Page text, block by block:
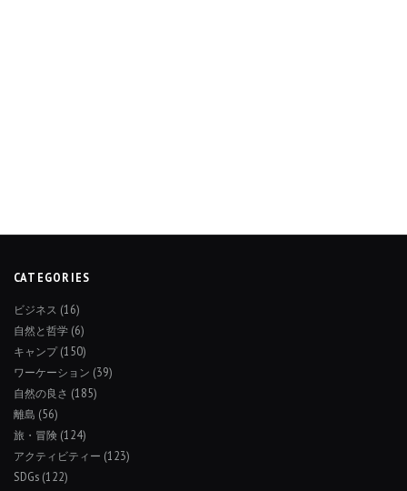
CATEGORIES
ビジネス (16)
自然と哲学 (6)
キャンプ(150)
ワーケーション (39)
自然の良さ (185)
離島 (56)
旅・冒険 (124)
アクティビティー (123)
SDGs (122)